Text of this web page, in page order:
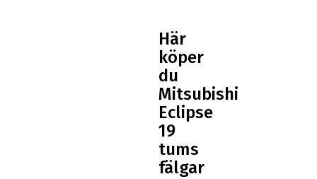
Här
köper
du
Mitsubishi
Eclipse
19
tums
fälgar